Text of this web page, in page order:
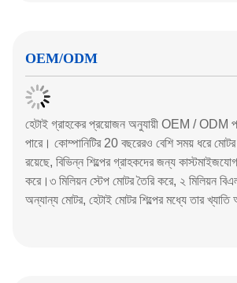
OEM/ODM
হেটাই গ্রাহকের প্রয়োজন অনুযায়ী OEM / ODM
পারে। কোম্পানিটির 20 বছরেরও বেশি সময় ধরে মোটর
রয়েছে, বিভিন্ন শিল্পের গ্রাহকদের জন্য
করে।৩ মিলিয়ন স্টেপ মোটর তৈরি করে, ২ মিলিয়ন
অন্যান্য মোটর, হেটাই মোটর শিল্পের মধ্যে তার